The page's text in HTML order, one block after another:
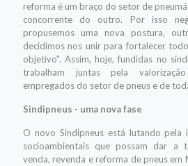
reforma é um braço do setor de
concorrente do outro. Por isso
propusemos uma nova postura,
decidimos nos unir para fortalecer
objetivo". Assim, hoje, fundidas no
trabalham juntas pela
empregados do setor de pneus e de
Sindipneus - uma nova fase
O novo Sindipneus está lutando pela
socioambientais que possam dar a
venda, revenda e reforma de pneus em